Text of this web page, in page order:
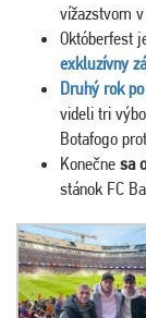
vížazstvom
Októberfest
exkluzívny
Druhý rok
videli tri
Botafogo
Konečne sa
stánok FC